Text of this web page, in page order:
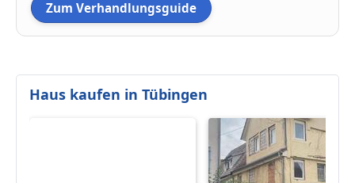
Zum Verhandlungsguide
Haus kaufen in Tübingen